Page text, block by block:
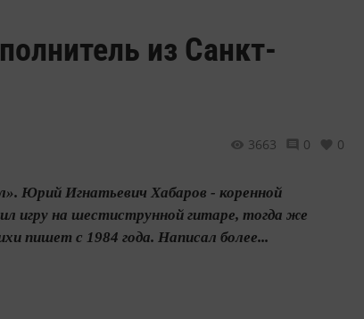
из Санкт-
3663 0 0
Юрий Игнатьевич Хабаров - коренной
игру на шестиструнной гитаре, тогда же
пишет с 1984 года. Написал более...